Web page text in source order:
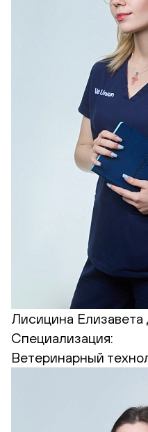
Лисицина
Специализация:
Ветеринарный